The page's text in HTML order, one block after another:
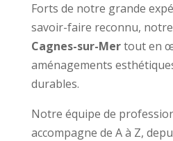
Forts de notre grande
savoir-faire reconnu, notre
Cagnes-sur-Mertout en
aménagements
durables.
Notre équipe de
accompagne de A à Z,